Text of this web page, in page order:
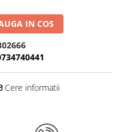
IN COS
Cere informatii